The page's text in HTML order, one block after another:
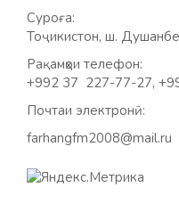
Суроға:
Тоҷикистон, ш.
Рақамҳои телефон:
+992 37 227-77-27,
Почтаи электронӣ:
farhangfm2008@mail.ru